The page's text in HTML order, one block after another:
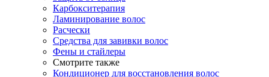
Карбокситерапия
Ламинирование волос
Расчески
Средства для завивки волос
Фены и стайлеры
Смотрите также
Кондиционер для восстановления волос